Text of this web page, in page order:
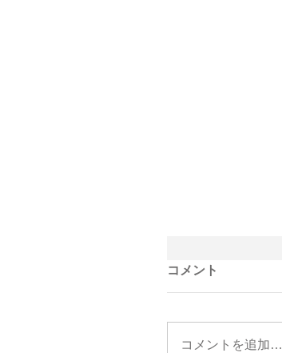
コメント
コメントを追加…